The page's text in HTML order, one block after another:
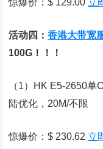
惊爆价：$ 129.00 立
活动四：香港大带宽
100G！！！
（1）HK E5-2650
陆优化，20M/不限
惊爆价：$ 230.62 立